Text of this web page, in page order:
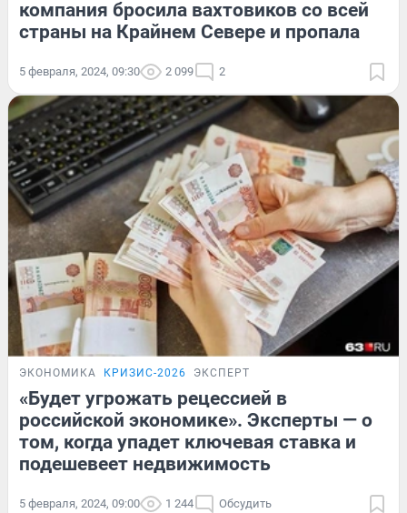
компания бросила вахтовиков со всей
страны на Крайнем Севере и пропала
5 февраля, 2024, 09:30 2 099 2
ЭКОНОМИКА КРИЗИС-2026 ЭКСПЕРТ
«Будет угрожать рецессией в
российской экономике». Эксперты — о
том, когда упадет ключевая ставка и
подешевеет недвижимость
5 февраля, 2024, 09:00 1 244 Обсудить